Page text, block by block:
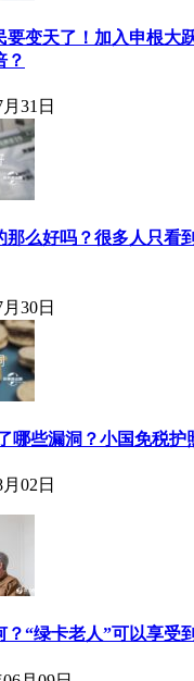
要变天了！加入申根大
？
31日
那么好吗？很多人只看
30日
哪些漏洞？小国免税护
02日
？“绿卡老人”可以享受